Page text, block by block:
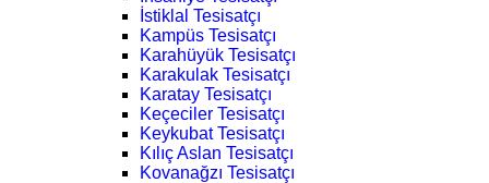
İstiklal Tesisatçı
Kampüs Tesisatçı
Karahüyük Tesisatçı
Karakulak Tesisatçı
Karatay Tesisatçı
Keçeciler Tesisatçı
Keykubat Tesisatçı
Kılıç Aslan Tesisatçı
Kovanağzı Tesisatçı